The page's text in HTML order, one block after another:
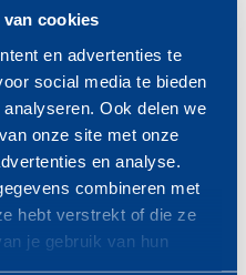
cookies
en advertenties te
social media te bieden
Ook delen we
onze site met onze
en analyse.
combineren met
hebt verstrekt of die ze
je gebruik van hun
de komende
UUR